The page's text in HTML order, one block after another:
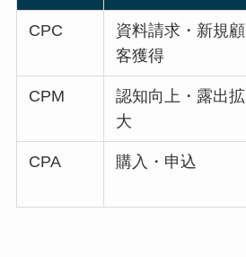
CPC
資料請求・新規顧
客獲得
CPM
認知向上・露出拡
大
CPA 購入・申込